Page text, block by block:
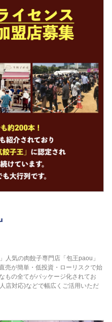
人気の肉餃子専門店「包王paou」
売が簡単・低投資・ローリスクで始
もの全てがパッケージ化されてお
店対応)などで幅広くご活用いただ